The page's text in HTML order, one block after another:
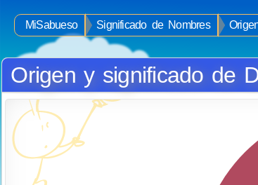
MiSabueso Significado de Nombres
Origen y significado de